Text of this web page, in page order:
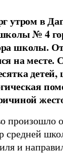
утром в
№ 4
школы.
на месте.
произошло
средней
и